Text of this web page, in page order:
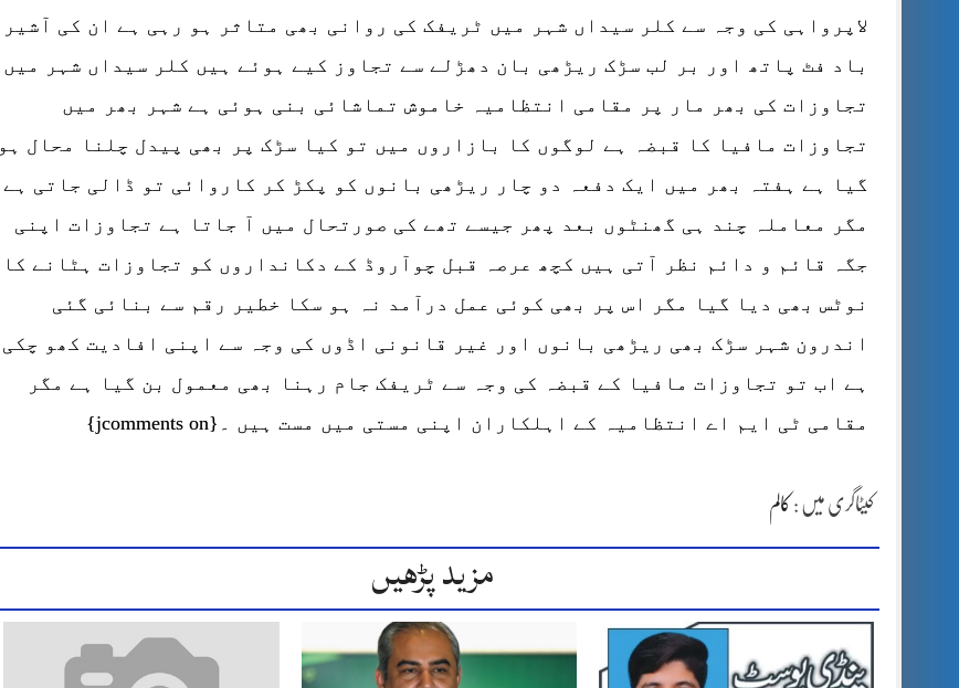
لاپرواہی کی وجہ سے کلر سیداں شہر میں ٹریفک کی روانی بھی متاثر ہو رہی ہے ان کی آشیر
باد فٹ پاتھ اور بر لب سڑک ریڑھی بان دھڑلے سے تجاوز کیے ہوئے ہیں کلر سیداں شہر میں
تجاوزات کی بھر مار پر مقامی انتظامیہ خاموش تماشائی بنی ہوئی ہے شہر بھر میں
تجاوزات مافیا کا قبضہ ہے لوگوں کا بازاروں میں تو کیا سڑک پر بھی پیدل چلنا محال ہو
گیا ہے ہفتہ بھر میں ایک دفعہ دو چار ریڑھی بانوں کو پکڑ کر کاروائی تو ڈالی جاتی ہے
مگر معاملہ چند ہی گھنٹوں بعد پھر جیسے تھے کی صورتحال میں آ جاتا ہے تجاوزات اپنی
جگہ قائم و دائم نظر آتی ہیں کچھ عرصہ قبل چوآروڈ کے دکانداروں کو تجاوزات ہٹانے کا
نوٹس بھی دیا گیا مگر اس پر بھی کوئی عمل درآمد نہ ہو سکا خطیر رقم سے بنائی گئی
اندرون شہر سڑک بھی ریڑھی بانوں اور غیر قانونی اڈوں کی وجہ سے اپنی افادیت کھو چکی
ہے اب تو تجاوزات مافیا کے قبضہ کی وجہ سے ٹریفک جام رہنا بھی معمول بن گیا ہے مگر
مقامی ٹی ایم اے انتظامیہ کے اہلکاران اپنی مستی میں مست ہیں ۔{jcomments on}
کیٹاگری میں : کالم
مزید پڑھیں